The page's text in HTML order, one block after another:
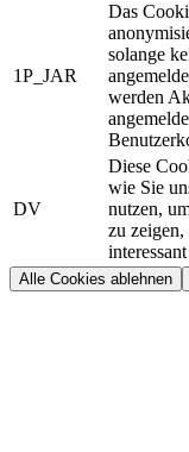
1P_JAR
Das
solange
werden
DV
Diese
wie Sie
nutzen,
zu
Alle Cookies ablehnen